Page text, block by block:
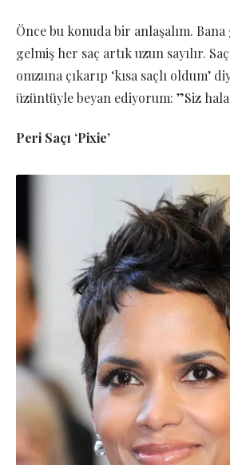
Önce bu konuda bir anlaşalım.
gelmiş her saç artık uzun sayılır.
omzuna çıkarıp ‘kısa saçlı oldum’
üzüntüyle beyan ediyorum: ”Siz hala
Peri Saçı ‘Pixie’